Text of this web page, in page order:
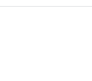
je plaats te reserveren.